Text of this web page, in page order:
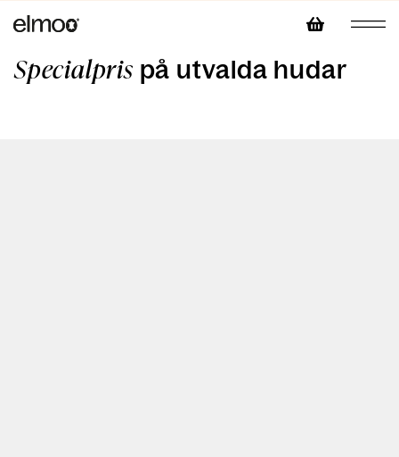
Specialpris på utvalda hudar